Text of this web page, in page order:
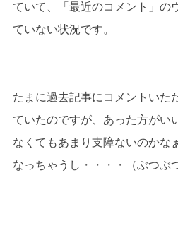
ていて、「最近のコメント」の
ていない状況です。
たまに過去記事にコメントいた
ていたのですが、あった方がい
なくてもあまり支障ないのかな
なっちゃうし・・・・（ぶつぶ